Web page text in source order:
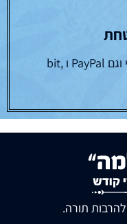
עובדים עם כל כרטיסי האשראי וגם PayPal ו bit,
תורה.